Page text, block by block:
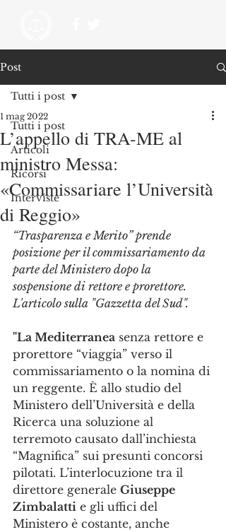
Post
Tutti i post
Articoli
Ricorsi
Interviste
Tutti i post
L’appello di TRA-ME al
ministro Messa:
«Commissariare l’Università
di Reggio»
1 mag 2022
“Trasparenza e Merito” prende
posizione per il commissariamento da
parte del Ministero dopo la
sospensione di rettore e prorettore.
L'articolo sulla "Gazzetta del Sud".
"La Mediterranea senza rettore e
prorettore “viaggia” verso il
commissariamento o la nomina di
un reggente. È allo studio del
Ministero dell’Università e della
Ricerca una soluzione al
terremoto causato dall’inchiesta
“Magnifica” sui presunti concorsi
pilotati. L’interlocuzione tra il
direttore generale Giuseppe
Zimbalatti e gli uffici del
Ministero è costante, anche